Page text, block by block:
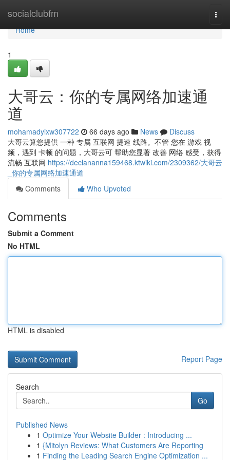
socialclubfm
Home
Home
1
大哥云：你的专属网络加速通
道
mohamadyixw307722 66 days ago News
Discuss
大哥云算您提供 一种 专属 互联网 提速 线路。不管 您在 游戏 视
频，遇到 卡顿 的问题，大哥云可 帮助您显著 改善 网络 感受，获得
流畅 互联网 https://declananna159468.ktwiki.com/2309362/大哥云
_你的专属网络加速通道
Comments
Who Upvoted
Comments
Submit a Comment
No HTML
HTML is disabled
Report Page
Search
Go
Published News
1 Optimize Your Website Builder : Introducing ...
1 {Mitolyn Reviews: What Customers Are Reporting
1 Finding the Leading Search Engine Optimization ...